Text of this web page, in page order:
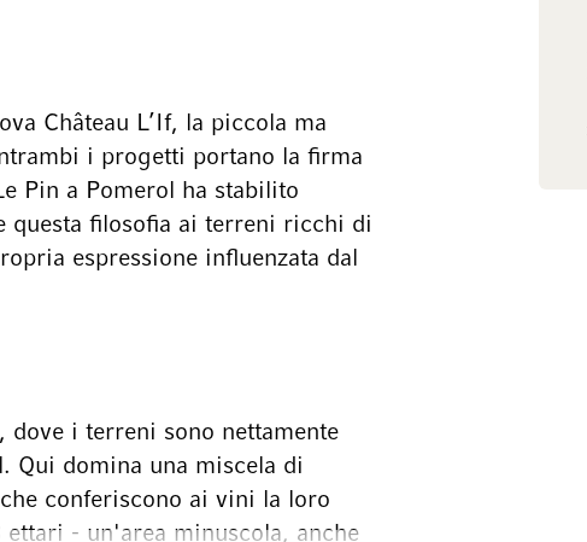
Château L’If, la piccola ma
i progetti portano la firma
Pin a Pomerol ha stabilito
questa filosofia ai terreni ricchi di
espressione influenzata dal
dove i terreni sono nettamente
Qui domina una miscela di
conferiscono ai vini la loro
- un'area minuscola, anche